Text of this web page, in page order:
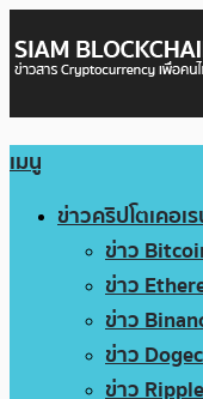
เมนู
ข่าวคริปโตเคอเ
ข่าว
ข่าว
ข่าว
ข่าว
ข่าว